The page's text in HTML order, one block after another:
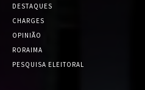
DESTAQUES
CHARGES
OPINIÃO
RORAIMA
PESQUISA ELEITORAL